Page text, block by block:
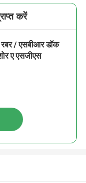
करें
/ एसबीआर डॉक
ए एसजीएस